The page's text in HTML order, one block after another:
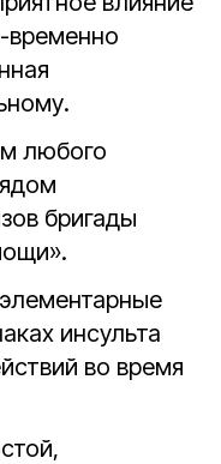
временно
любого
бригады
инсульта
во время